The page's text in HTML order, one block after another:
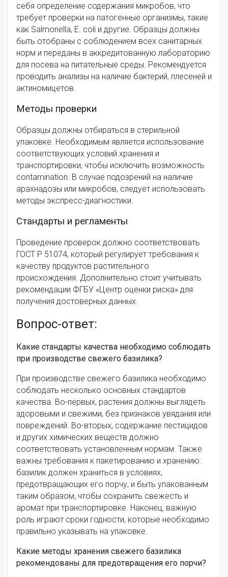
себя определение содержания микробов, что
требует проверки на патогенные организмы, такие
как Salmonella, E. coli и другие. Образцы должны
быть отобраны с соблюдением всех санитарных
норм и переданы в аккредитованную лабораторию
для посева на питательные среды. Рекомендуется
проводить анализы на наличие бактерий, плесеней и
актиномицетов.
Методы проверки
Образцы должны отбираться в стерильной
упаковке. Необходимым является использование
соответствующих условий хранения и
транспортировки, чтобы исключить возможность
contamination. В случае подозрений на наличие
арахнадозы или микробов, следует использовать
методы экспресс-диагностики.
Стандарты и регламенты
Проведение проверок должно соответствовать
ГОСТ Р 51074, который регулирует требования к
качеству продуктов растительного
происхождения. Дополнительно стоит учитывать
рекомендации ФГБУ «Центр оценки риска» для
получения достоверных данных.
Вопрос-ответ:
Какие стандарты качества необходимо соблюдать
при производстве свежего базилика?
При производстве свежего базилика необходимо
соблюдать несколько основных стандартов
качества. Во-первых, растения должны выглядеть
здоровыми и свежими, без признаков увядания или
повреждений. Во-вторых, содержание пестицидов
и других химических веществ должно
соответствовать установленным нормам. Также
важны требования к пакетированию и хранению:
базилик должен храниться в условиях,
предотвращающих его порчу, и быть упакованным
таким образом, чтобы сохранить свежесть и
аромат при транспортировке. Наконец, важную
роль играют сроки годности, которые необходимо
правильно указывать на упаковке.
Какие методы хранения свежего базилика
рекомендованы для предотвращения его порчи?